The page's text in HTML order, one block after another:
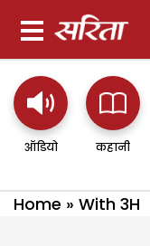
ऑडियो कहानी
Home » With 3H